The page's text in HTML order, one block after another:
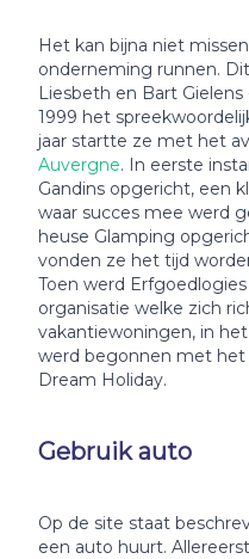
Het kan bijna niet
onderneming runnen.
Liesbeth en Bart
1999 het
jaar startte ze met het
Auvergne. In eerste
Gandins opgericht, een
waar succes mee werd
heuse Glamping
vonden ze het tijd
Toen werd Erfgoedlogies
organisatie welke zich
vakantiewoningen, in
werd begonnen met het
Dream Holiday.
Gebruik auto
Op de site staat
een auto huurt.